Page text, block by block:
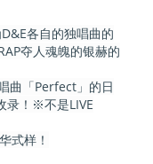
各自的独唱曲的
夺人魂魄的银赫的
曲「Perfect」的日
录！※不是LIVE
式样！